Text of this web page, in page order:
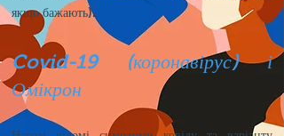
якщо бажають).
Covid-19 (коронавірус) і
Омікрон